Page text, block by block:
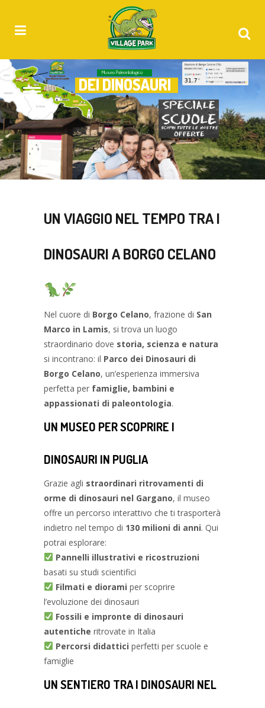
Museo Paleontologico
DEI DINOSAURI
UN VIAGGIO NEL TEMPO TRA I
DINOSAURI A BORGO CELANO
Nel cuore di Borgo Celano, frazione di San
Marco in Lamis, si trova un luogo
straordinario dove storia, scienza e natura
si incontrano: il Parco dei Dinosauri di
Borgo Celano, un’esperienza immersiva
perfetta per famiglie, bambini e
appassionati di paleontologia.
UN MUSEO PER SCOPRIRE I
DINOSAURI IN PUGLIA
Grazie agli straordinari ritrovamenti di
orme di dinosauri nel Gargano, il museo
offre un percorso interattivo che ti trasporterà
indietro nel tempo di 130 milioni di anni. Qui
potrai esplorare:
Pannelli illustrativi e ricostruzioni
basati su studi scientifici
Filmati e diorami per scoprire
l’evoluzione dei dinosauri
Fossili e impronte di dinosauri
autentiche ritrovate in Italia
Percorsi didattici perfetti per scuole e
famiglie
UN SENTIERO TRA I DINOSAURI NEL